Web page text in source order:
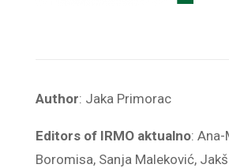
Author: Jaka Primorac
Editors of IRMO aktualno: Ana-
Boromisa, Sanja Maleković,